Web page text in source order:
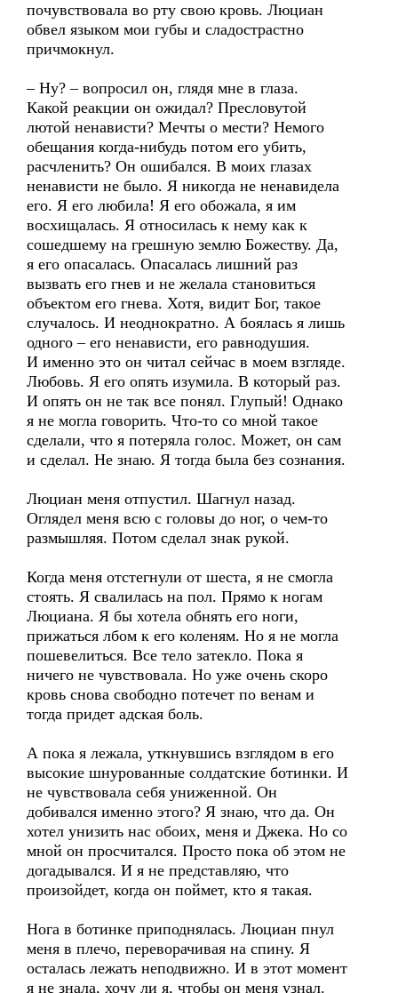
почувствовала во рту свою кровь. Люциан
обвел языком мои губы и сладострастно
причмокнул.
– Ну? – вопросил он, глядя мне в глаза.
Какой реакции он ожидал? Пресловутой
лютой ненависти? Мечты о мести? Немого
обещания когда-нибудь потом его убить,
расчленить? Он ошибался. В моих глазах
ненависти не было. Я никогда не ненавидела
его. Я его любила! Я его обожала, я им
восхищалась. Я относилась к нему как к
сошедшему на грешную землю Божеству. Да,
я его опасалась. Опасалась лишний раз
вызвать его гнев и не желала становиться
объектом его гнева. Хотя, видит Бог, такое
случалось. И неоднократно. А боялась я лишь
одного – его ненависти, его равнодушия.
И именно это он читал сейчас в моем взгляде.
Любовь. Я его опять изумила. В который раз.
И опять он не так все понял. Глупый! Однако
я не могла говорить. Что-то со мной такое
сделали, что я потеряла голос. Может, он сам
и сделал. Не знаю. Я тогда была без сознания.
Люциан меня отпустил. Шагнул назад.
Оглядел меня всю с головы до ног, о чем-то
размышляя. Потом сделал знак рукой.
Когда меня отстегнули от шеста, я не смогла
стоять. Я свалилась на пол. Прямо к ногам
Люциана. Я бы хотела обнять его ноги,
прижаться лбом к его коленям. Но я не могла
пошевелиться. Все тело затекло. Пока я
ничего не чувствовала. Но уже очень скоро
кровь снова свободно потечет по венам и
тогда придет адская боль.
А пока я лежала, уткнувшись взглядом в его
высокие шнурованные солдатские ботинки. И
не чувствовала себя униженной. Он
добивался именно этого? Я знаю, что да. Он
хотел унизить нас обоих, меня и Джека. Но со
мной он просчитался. Просто пока об этом не
догадывался. И я не представляю, что
произойдет, когда он поймет, кто я такая.
Нога в ботинке приподнялась. Люциан пнул
меня в плечо, переворачивая на спину. Я
осталась лежать неподвижно. И в этот момент
я не знала, хочу ли я, чтобы он меня узнал.